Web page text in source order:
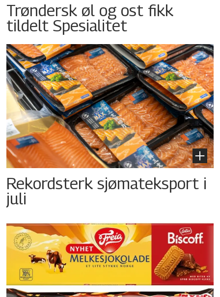
Trøndersk øl og ost fikk
tildelt Spesialitet
Rekordsterk sjømateksport i
juli